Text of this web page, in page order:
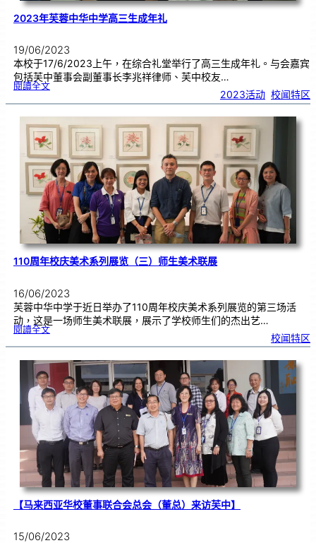
2023年芙蓉中华中学高三生成年礼
19/06/2023
本校于17/6/2023上午，在综合礼堂举行了高三生成年礼。与会嘉宾
包括芙中董事会副董事长李兆祥律师、芙中校友…
閱讀全文:2
3
芙
蓉
中
华
中
学
高
三
生
成
年
礼
2023活动 校闻特区
110周年校庆美术系列展览（三）师生美术联展
16/06/2023
芙蓉中华中学于近日举办了110周年校庆美术系列展览的第三场活
动，这是一场师生美术联展，展示了学校师生们的杰出艺…
閱讀全文:
1
周
校
庆
系
列
展
览
（
三
）
师
联
展
校闻特区
【马来西亚华校董事联合会总会（董总）来访芙中】
15/06/2023